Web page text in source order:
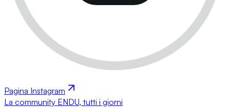
Pagina Instagram
La community ENDU, tutti i giorni